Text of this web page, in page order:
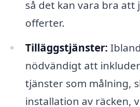
så det kan vara bra att
offerter.
Tilläggstjänster:
nödvändigt att
tjänster som målning,
installation av räcken,